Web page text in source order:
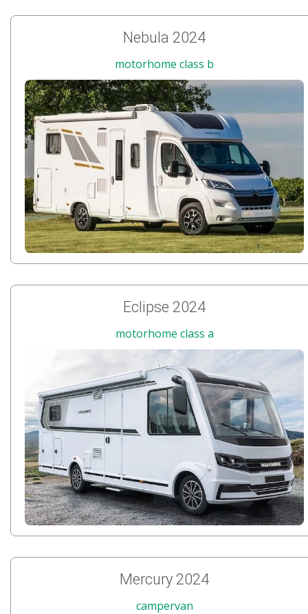
Nebula 2024
motorhome class b
Eclipse 2024
motorhome class a
Mercury 2024
campervan